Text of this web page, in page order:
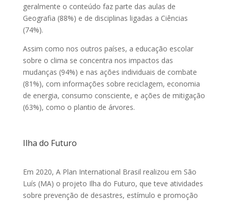
geralmente o conteúdo faz parte das aulas de
Geografia (88%) e de disciplinas ligadas a Ciências
(74%).
Assim como nos outros países, a educação escolar
sobre o clima se concentra nos impactos das
mudanças (94%) e nas ações individuais de combate
(81%), com informações sobre reciclagem, economia
de energia, consumo consciente, e ações de mitigação
(63%), como o plantio de árvores.
Ilha do Futuro
Em 2020, A Plan International Brasil realizou em São
Luís (MA) o projeto Ilha do Futuro, que teve atividades
sobre prevenção de desastres, estímulo e promoção